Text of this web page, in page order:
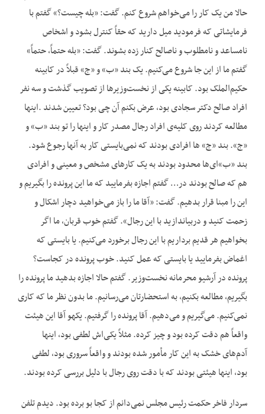
حالا من یک کار را می‌خواهم شروع کنم. گفت: «بله چیست؟» گفتم با
فرمایشاتی که فرمودید میل دارید که حقاً کنترل بشود و اشخاص
نامساعد و نامطلوب و ناصالح کنار زده بشوند. گفت: «بله حتماً، حتماً»
گفتم ما از این جا شروع می‌کنیم. یک بند «ب» و «ج» قبلاً در کابینه
حکیم‌الملک بود. کابینه یکی از نخست‌وزیرها از تصویب گذشت و سه نفر
افراد صالح دکتر سجادی بود، عرض بکنم آن چی بود؟ تعیین شدند .اینها
مطالعه کردند روی کلیه‌ی افراد رجال مصدر کار و اینها را تو بند «ب» و
«ج». بند «ج» ها افرادی بودند که نمی‌بایستی کار به آنها رجوع شود.
بند «ب»ای‌ها محدود بودند به یک کارهای مشخص و معینی و افرادی
هم که صالح بودند در… گفتم اجازه بفرمایید که ما این پرونده را بگیریم و
این را مبنا قرار بدهیم. گفت: «آقا ما را باز می‌خواهید دچار اشکال و
زحمت کنید و دربیاندازید با این رجال». گفتم خوب قربان، ما اگر
بخواهیم هر قدیم برداریم با این رجال برخورد می‌کنیم. یا بایستی که
اغماض بفرمایید یا بایستی که عمل کنید. خوب پرونده در کجاست؟
پرونده در آرشیو محرمانه نخست‌وزیر. گفتم حالا اجازه بدهید ما پرونده را
بگیریم، مطالعه بکنیم، به استحضارتان می‌رسانیم. ما بدون نظر ما که کاری
نمی‌کنیم. می‌گیریم و می‌دهیم. آقا پرونده را گرفتیم. یکهو آقا این هیئت
واقعاً هم دقت کرده بود و چیز کرده. مثلاً یکی‌اش لطفی بود، اینها
آدم‌های خشک به این کار مأمور شده بودند و واقعاً سروری بود، لطفی
بود، اینها هیئتی بودند که با دقت روی رجال با دلیل بررسی کرده بودند.
سردار فاخر حکمت رئیس مجلس نمی‌دانم از کجا بو برده بود. دیدم تلفن